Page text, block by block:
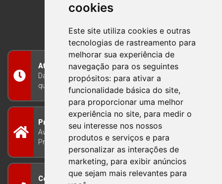
cookies
Este site utiliza cookies e outras
tecnologias de rastreamento para
melhorar sua experiência de
navegação para os seguintes
propósitos: para ativar a
funcionalidade básica do site,
para proporcionar uma melhor
experiência no site, para medir o
seu interesse nos nossos
produtos e serviços e para
personalizar as interações de
marketing, para exibir anúncios
que sejam mais relevantes para
BOM PRINCIPIO
RIO GRANDE DO SUL
Atendimento
Das 8h às 12h e das 13h às 17h30, de segunda a
quinta-feira, e nas sextas-feiras das 7h às 13h
Prefeitura Municipal
Avenida Guilherme Winter 65 - Centro Bom
Princípio/RS - Brasil CEP 95765-000
Contato